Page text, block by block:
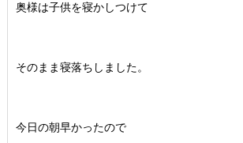
奥様は子供を寝かしつけて
そのまま寝落ちしました。
今日の朝早かったので